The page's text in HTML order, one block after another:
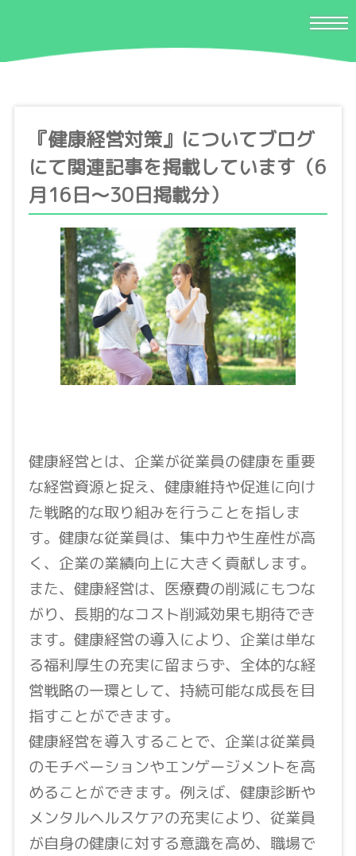
『健康経営対策』についてブログ
にて関連記事を掲載しています（6
月16日〜30日掲載分）
健康経営とは、企業が従業員の健康を重要
な経営資源と捉え、健康維持や促進に向け
た戦略的な取り組みを行うことを指しま
す。健康な従業員は、集中力や生産性が高
く、企業の業績向上に大きく貢献します。
また、健康経営は、医療費の削減にもつな
がり、長期的なコスト削減効果も期待でき
ます。健康経営の導入により、企業は単な
る福利厚生の充実に留まらず、全体的な経
営戦略の一環として、持続可能な成長を目
指すことができます。
健康経営を導入することで、企業は従業員
のモチベーションやエンゲージメントを高
めることができます。例えば、健康診断や
メンタルヘルスケアの充実により、従業員
が自身の健康に対する意識を高め、職場で